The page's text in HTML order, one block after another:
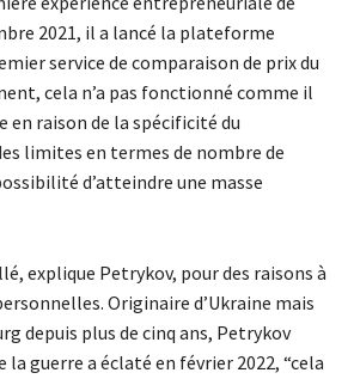
2021, il a lancé la plateforme
service de comparaison de prix du
cela n’a pas fonctionné comme il
en raison de la spécificité du
limites en termes de nombre de
d’atteindre une masse
explique Petrykov, pour des raisons à
Originaire d’Ukraine mais
depuis plus de cinq ans, Petrykov
la guerre a éclaté en février 2022, “cela